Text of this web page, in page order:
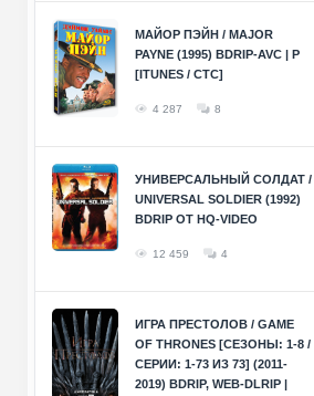
МАЙОР ПЭЙН / MAJOR
PAYNE (1995) BDRIP-AVC | P
[ITUNES / СТС]
4 287 8
УНИВЕРСАЛЬНЫЙ СОЛДАТ /
UNIVERSAL SOLDIER (1992)
BDRIP ОТ HQ-VIDEO
12 459 4
ИГРА ПРЕСТОЛОВ / GAME
OF THRONES [СЕЗОНЫ: 1-8 /
СЕРИИ: 1-73 ИЗ 73] (2011-
2019) BDRIP, WEB-DLRIP |